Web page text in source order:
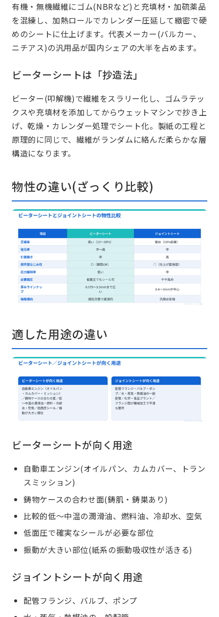
有機・無機繊維にゴム(NBRなど)と充填材・加硫薬品
を混練し、加熱ロールでカレンダー圧延して緻密で硬
めのシートに仕上げます。代表メーカー(バルカー、
ニチアス)の汎用品が国内シェアの大半を占めます。
ビーターシートは「抄造法」
ビーター(叩解機)で繊維をスラリー化し、ゴムラテッ
クスや充填材を添加してからウェットマシンで抄き上
げ、乾燥・カレンダー処理でシート化。製紙の工程と
原理的に同じで、繊維がランダムに絡んだ柔らかな層
構造になります。
物性の違い(ざっくり比較)
適した用途の違い
ビーターシートが向く用途
自動車エンジン(オイルパン、カムカバー、トラン
スミッション)
鋳物ケースの合わせ面(鋳肌・鋳巣あり)
比較的低～中温の潤滑油、燃料油、冷却水、空気
低面圧で確実なシールが必要な部位
振動が大きい部位(紙系の振動吸収性が活きる)
ジョイントシートが向く用途
配管フランジ、バルブ、ポンプ